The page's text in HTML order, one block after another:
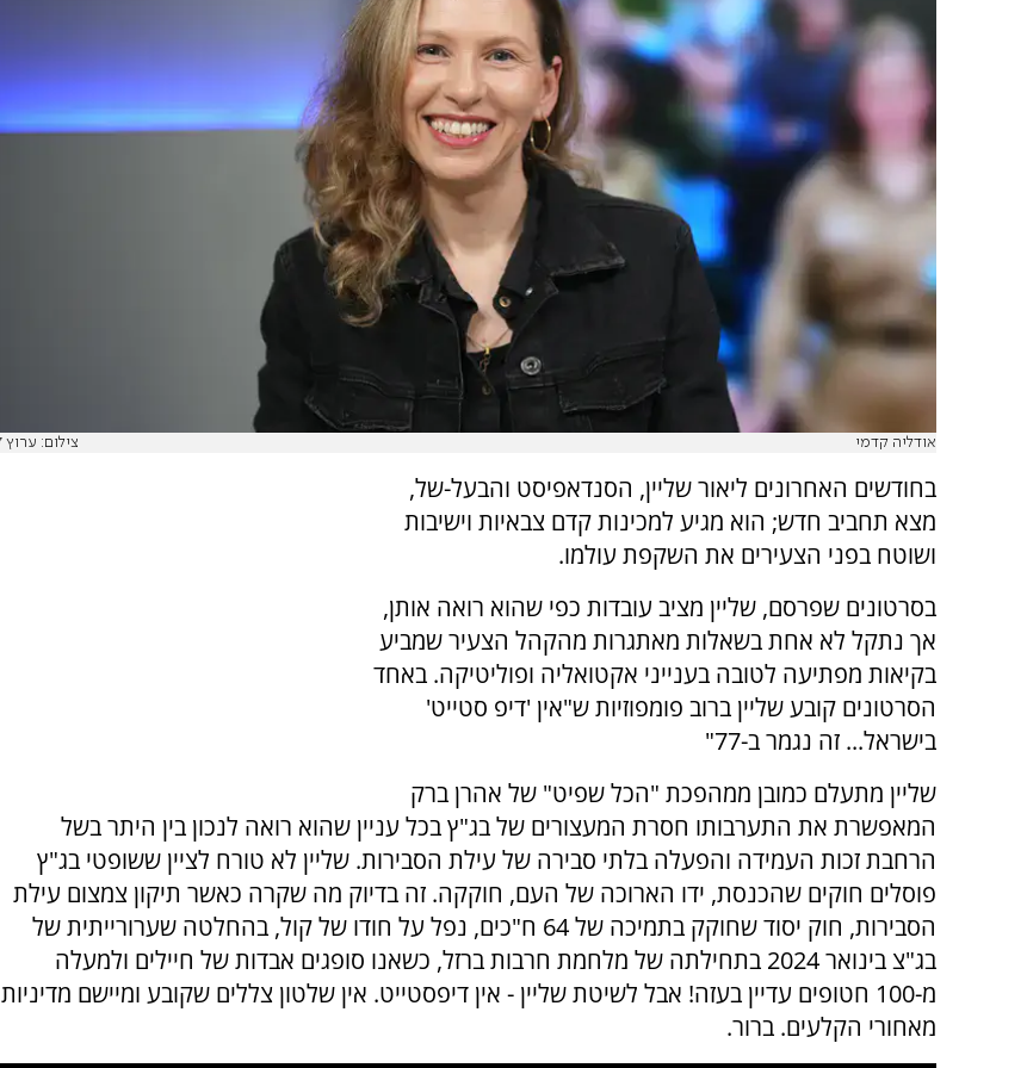
אודליה קדמי צילום: ערוץ 7
בחודשים האחרונים ליאור שליין, הסנדאפיסט והבעל-של,
מצא תחביב חדש; הוא מגיע למכינות קדם צבאיות וישיבות
ושוטח בפני הצעירים את השקפת עולמו.
בסרטונים שפרסם, שליין מציב עובדות כפי שהוא רואה אותן,
אך נתקל לא אחת בשאלות מאתגרות מהקהל הצעיר שמביע
בקיאות מפתיעה לטובה בענייני אקטואליה ופוליטיקה. באחד
הסרטונים קובע שליין ברוב פומפוזיות ש"אין 'דיפ סטייט'
בישראל... זה נגמר ב-77"
שליין מתעלם כמובן ממהפכת "הכל שפיט" של אהרן ברק
המאפשרת את התערבותו חסרת המעצורים של בג"ץ בכל עניין שהוא רואה לנכון בין היתר בשל
הרחבת זכות העמידה והפעלה בלתי סבירה של עילת הסבירות. שליין לא טורח לציין ששופטי בג"ץ
פוסלים חוקים שהכנסת, ידו הארוכה של העם, חוקקה. זה בדיוק מה שקרה כאשר תיקון צמצום עילת
הסבירות, חוק יסוד שחוקק בתמיכה של 64 ח"כים, נפל על חודו של קול, בהחלטה שערורייתית של
בג"צ בינואר 2024 בתחילתה של מלחמת חרבות ברזל, כשאנו סופגים אבדות של חיילים ולמעלה
מ-100 חטופים עדיין בעזה! אבל לשיטת שליין - אין דיפסטייט. אין שלטון צללים שקובע ומיישם מדיניות
מאחורי הקלעים. ברור.